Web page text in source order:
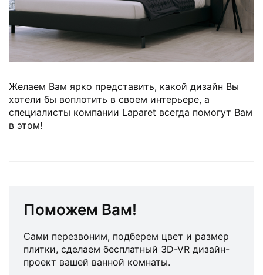
Желаем Вам ярко представить, какой дизайн Вы
хотели бы воплотить в своем интерьере, а
специалисты компании Laparet всегда помогут Вам
в этом!
Поможем Вам!
Сами перезвоним, подберем цвет и размер
плитки, сделаем бесплатный 3D-VR дизайн-
проект вашей ванной комнаты.